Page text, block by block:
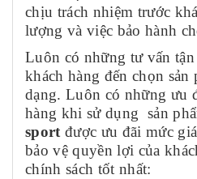
chịu trách nhiệm trước
lượng và việc bảo hành
Luôn có những tư vấn
khách hàng đến chọn sản
dạng. Luôn có những ưu
hàng khi sử dụng sản
sport được ưu đãi mức
bảo vệ quyền lợi của
chính sách tốt nhất: